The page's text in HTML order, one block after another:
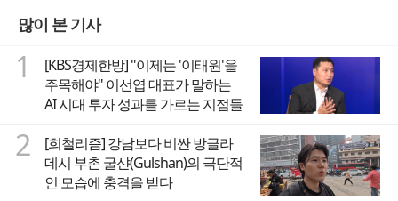
많이 본 기사
1
[KBS경제한방] "이제는 '이태원'을
주목해야" 이선엽 대표가 말하는
AI 시대 투자 성과를 가르는 지점들
2
[희철리즘] 강남보다 비싼 방글라
데시 부촌 굴샨(Gulshan)의 극단적
인 모습에 충격을 받다